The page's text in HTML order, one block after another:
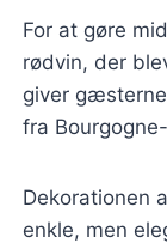
For at gøre
rødvin, der
giver
fra
Dekorationen
enkle, men